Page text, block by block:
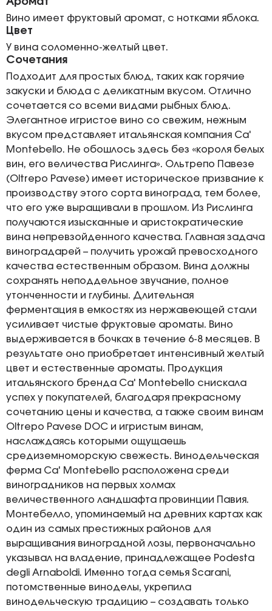
Вино имеет фруктовый аромат, с нотками яблока.
Цвет
У вина соломенно-желтый цвет.
Сочетания
Подходит для простых блюд, таких как горячие
закуски и блюда с деликатным вкусом. Отлично
сочетается со всеми видами рыбных блюд.
Элегантное игристое вино со свежим, нежным
вкусом представляет итальянская компания Ca'
Montebello. Не обошлось здесь без «короля белых
вин, его величества Рислинга». Ольтрепо Павезе
(Oltrepo Pavese) имеет историческое призвание к
производству этого сорта винограда, тем более,
что его уже выращивали в прошлом. Из Рислинга
получаются изысканные и аристократические
вина непревзойденного качества. Главная задача
виноградарей – получить урожай превосходного
качества естественным образом. Вина должны
сохранять неподдельное звучание, полное
утонченности и глубины. Длительная
ферментация в емкостях из нержавеющей стали
усиливает чистые фруктовые ароматы. Вино
выдерживается в бочках в течение 6-8 месяцев. В
результате оно приобретает интенсивный желтый
цвет и естественные ароматы. Продукция
итальянского бренда Ca' Montebello снискала
успех у покупателей, благодаря прекрасному
сочетанию цены и качества, а также своим винам
Oltrepo Pavese DOC и игристым винам,
наслаждаясь которыми ощущаешь
средиземноморскую свежесть. Винодельческая
ферма Ca' Montebello расположена среди
виноградников на первых холмах
величественного ландшафта провинции Павия.
Монтебелло, упоминаемый на древних картах как
один из самых престижных районов для
выращивания виноградной лозы, первоначально
указывал на владение, принадлежащее Podesta
degli Arnaboldi. Именно тогда семья Scarani,
потомственные виноделы, укрепила
винодельческую традицию – создавать только